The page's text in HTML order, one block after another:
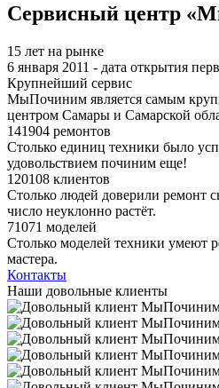
Сервисный центр
15 лет на рынке
6 января 2011 - дата открытия
Крупнейший сервис
МыПочиним является самым
центром Самары и Самарской
141904 ремонтов
Столько единиц техники было
удовольствием починим еще!
120108 клиентов
Столько людей доверили ремонт
число неуклонно растёт.
71071 моделей
Столько моделей техники умеют
мастера.
Контакты
Наши довольные клиенты